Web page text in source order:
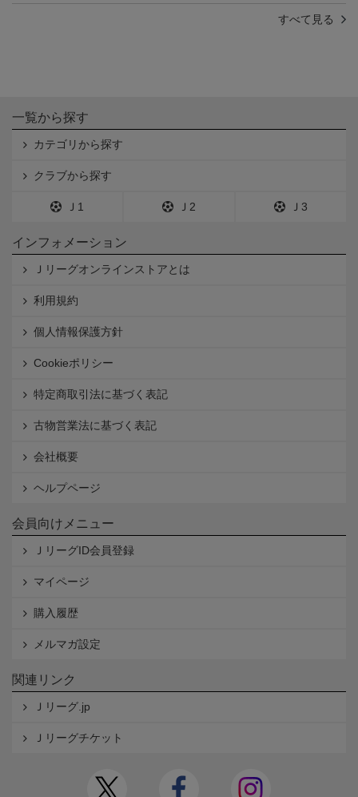
すべて見る
一覧から探す
カテゴリから探す
クラブから探す
Ｊ1 Ｊ2 Ｊ3
インフォメーション
Ｊリーグオンラインストアとは
利用規約
個人情報保護方針
Cookieポリシー
特定商取引法に基づく表記
古物営業法に基づく表記
会社概要
ヘルプページ
会員向けメニュー
ＪリーグID会員登録
マイページ
購入履歴
メルマガ設定
関連リンク
Ｊリーグ.jp
Ｊリーグチケット